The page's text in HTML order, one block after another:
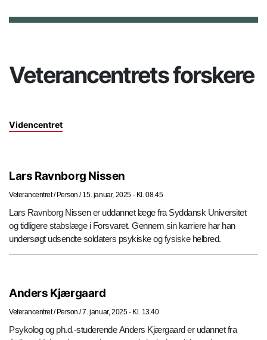
Veterancentrets forskere
Videncentret
Lars Ravnborg Nissen
Veterancentret / Person / 15. januar, 2025 - Kl. 08.45
Lars Ravnborg Nissen er uddannet læge fra Syddansk Universitet
og tidligere stabslæge i Forsvaret. Gennem sin karriere har han
undersøgt udsendte soldaters psykiske og fysiske helbred.
Anders Kjærgaard
Veterancentret / Person /7. januar, 2025 - Kl. 13.40
Psykolog og ph.d.-studerende Anders Kjærgaard er udannet fra